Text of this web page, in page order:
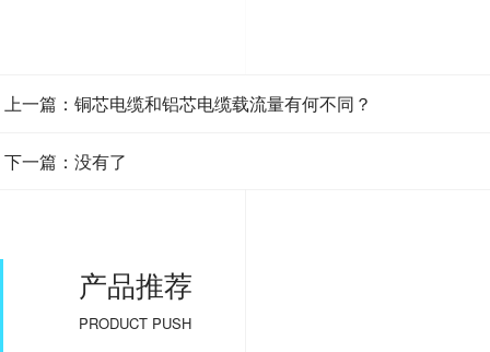
上一篇：铜芯电缆和铝芯电缆载流量有何不同？
下一篇：没有了
产品推荐
PRODUCT PUSH